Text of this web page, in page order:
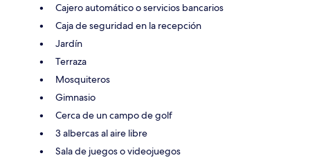
Cajero automático o servicios bancarios
Caja de seguridad en la recepción
Jardín
Terraza
Mosquiteros
Gimnasio
Cerca de un campo de golf
3 albercas al aire libre
Sala de juegos o videojuegos